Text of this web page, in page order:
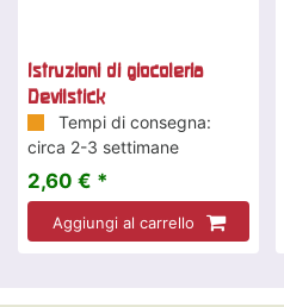
Istruzioni di giocoleria
Devilstick
Tempi di consegna:
circa 2-3 settimane
2,60 € *
Aggiungi al carrello